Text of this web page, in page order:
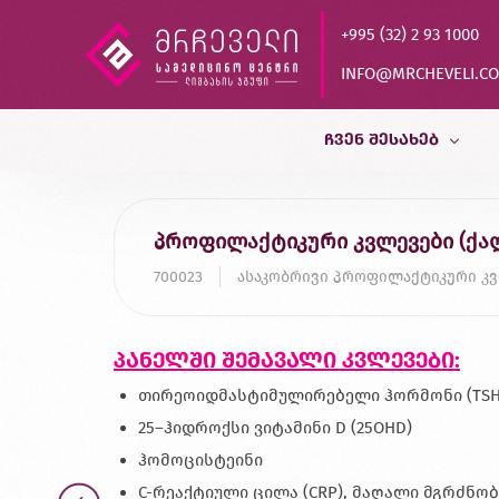
+995 (32) 2 93 1000
ᲩᲕᲔᲜ ᲨᲔᲡᲐᲮᲔᲑ
ისტორია
MVZ LABOR DR.LIMBACH
ხარისხის კონტროლი
დასაქმება
პროფილაქტიკური კვლევები
700023 ასაკობრივი პროფილაქტიკური
პანელში შემავალი კვლევები:
თირეოიდმასტიმულირებელი ჰორმონი
25–ჰიდროქსი ვიტამინი D (25OHD)
ჰომოცისტეინი
C-რეაქტიული ცილა (CRP), მაღალი